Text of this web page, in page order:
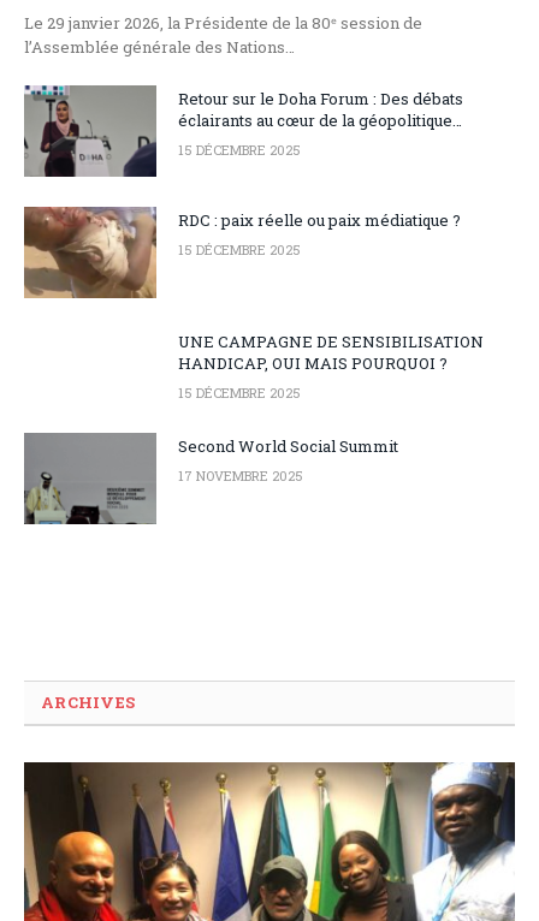
Le 29 janvier 2026, la Présidente de la 80ᵉ session de
l’Assemblée générale des Nations…
Retour sur le Doha Forum : Des débats
éclairants au cœur de la géopolitique
mondiale
15 DÉCEMBRE 2025
RDC : paix réelle ou paix médiatique ?
15 DÉCEMBRE 2025
UNE CAMPAGNE DE SENSIBILISATION
HANDICAP, OUI MAIS POURQUOI ?
15 DÉCEMBRE 2025
Second World Social Summit
17 NOVEMBRE 2025
ARCHIVES